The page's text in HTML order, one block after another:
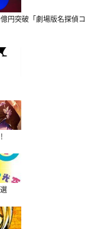
円突破「劇場版名探偵コ